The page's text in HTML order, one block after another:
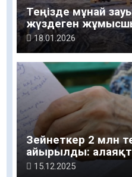
Теңізде мұнай
жүздеген
18.01.2026
Зейнеткер 2 млн
айырылды:
қолданған
15.12.2025